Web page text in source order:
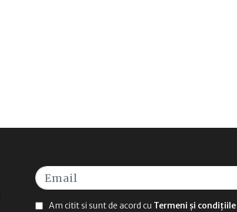
Am citit si sunt de acord cu Termeni și condițiile